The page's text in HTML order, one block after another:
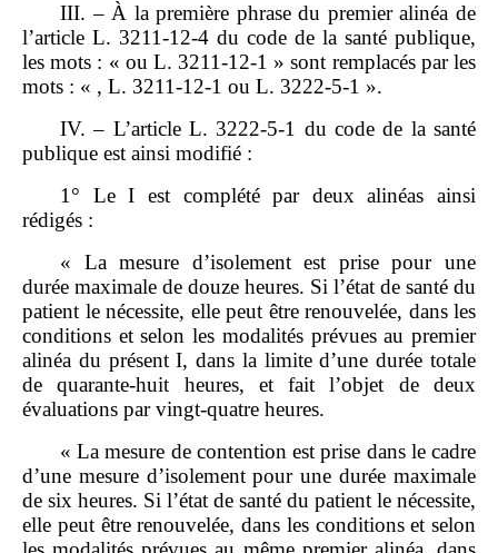
III. – À la première phrase du premier alinéa de
l’article L. 3211‑12‑4 du code de la santé publique,
les mots : « ou L. 3211‑12‑1 » sont remplacés par les
mots : « , L. 3211‑12‑1 ou L. 3222‑5‑1 ».
IV. – L’article L. 3222‑5‑1 du code de la santé
publique est ainsi modifié :
1° Le I est complété par deux alinéas ainsi
rédigés :
« La mesure d’isolement est prise pour une
durée maximale de douze heures. Si l’état de santé du
patient le nécessite, elle peut être renouvelée, dans les
conditions et selon les modalités prévues au premier
alinéa du présent I, dans la limite d’une durée totale
de quarante‑huit heures, et fait l’objet de deux
évaluations par vingt‑quatre heures.
« La mesure de contention est prise dans le cadre
d’une mesure d’isolement pour une durée maximale
de six heures. Si l’état de santé du patient le nécessite,
elle peut être renouvelée, dans les conditions et selon